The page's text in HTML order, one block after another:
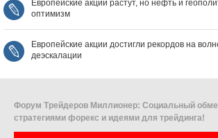
Европейские акции растут, но нефть и
оптимизм
Европейские акции достигли рекордов на
деэскалации
Форум Трейдеров Миллионер: Социальный
стратегиями форекс и идеями для трейдинга!